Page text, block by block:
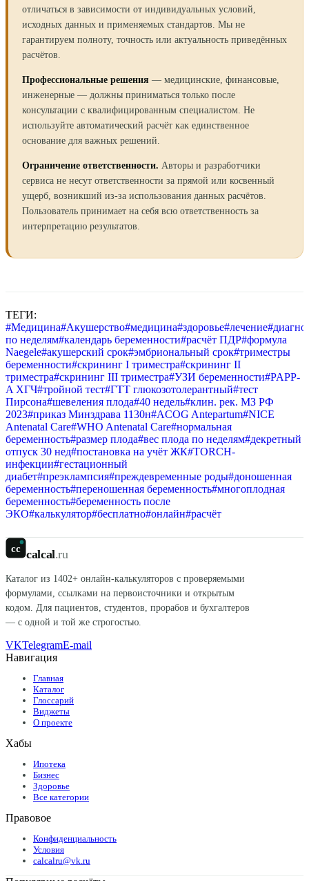
отличаться в зависимости от индивидуальных условий,
исходных данных и применяемых стандартов. Мы не
гарантируем полноту, точность или актуальность приведённых
расчётов.
Профессиональные решения — медицинские, финансовые,
инженерные — должны приниматься только после
консультации с квалифицированным специалистом. Не
используйте автоматический расчёт как единственное
основание для важных решений.
Ограничение ответственности. Авторы и разработчики
сервиса не несут ответственности за прямой или косвенный
ущерб, возникший из-за использования данных расчётов.
Пользователь принимает на себя всю ответственность за
интерпретацию результатов.
ТЕГИ:
#Медицина#Акушерство#медицина#здоровье#лечение#
по неделям#календарь беременности#расчёт ПДР#формула
Naegele#акушерский срок#эмбриональный срок#триместры
беременности#скрининг I триместра#скрининг II
триместра#скрининг III триместра#УЗИ беременности#PAPP-
A ХГЧ#тройной тест#ГТТ глюкозотолерантный#тест
Пирсона#шевеления плода#40 недель#клин. рек. МЗ РФ
2023#приказ Минздрава 1130н#ACOG Antepartum#NICE
Antenatal Care#WHO Antenatal Care#нормальная
беременность#размер плода#вес плода по неделям#декретный
отпуск 30 нед#постановка на учёт ЖК#TORCH-
инфекции#гестационный
диабет#преэклампсия#преждевременные роды#доношенная
беременность#переношенная беременность#многоплодная
беременность#беременность после
ЭКО#калькулятор#бесплатно#онлайн#расчёт
cc calcal.ru
Каталог из 1402+ онлайн-калькуляторов с проверяемыми
формулами, ссылками на первоисточники и открытым
кодом. Для пациентов, студентов, прорабов и бухгалтеров
— с одной и той же строгостью.
VKTelegramE-mail
Навигация
Главная
Каталог
Глоссарий
Виджеты
О проекте
Хабы
Ипотека
Бизнес
Здоровье
Все категории
Правовое
Конфиденциальность
Условия
calcalru@vk.ru